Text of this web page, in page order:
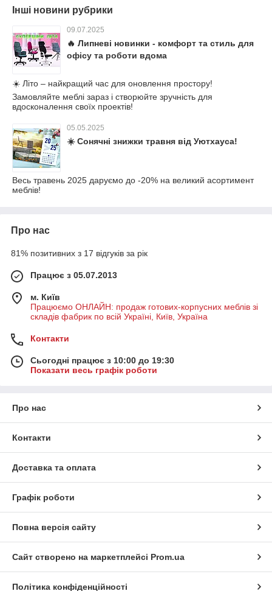
Інші новини рубрики
09.07.2025
🔥 Липневі новинки - комфорт та стиль для
офісу та роботи вдома
☀️ Літо – найкращий час для оновлення простору!
Замовляйте меблі зараз і створюйте зручність для
вдосконалення своїх проектів!
05.05.2025
☀️ Сонячні знижки травня від Уютхауса!
Весь травень 2025 даруємо до -20% на великий асортимент
меблів!
Про нас
81% позитивних з 17 відгуків за рік
Працює з 05.07.2013
м. Київ
Працюємо ОНЛАЙН: продаж готових-корпусних меблів зі
складів фабрик по всій Україні, Київ, Україна
Контакти
Сьогодні працює з 10:00 до 19:30
Показати весь графік роботи
Про нас
Контакти
Доставка та оплата
Графік роботи
Повна версія сайту
Сайт створено на маркетплейсі Prom.ua
Політика конфіденційності